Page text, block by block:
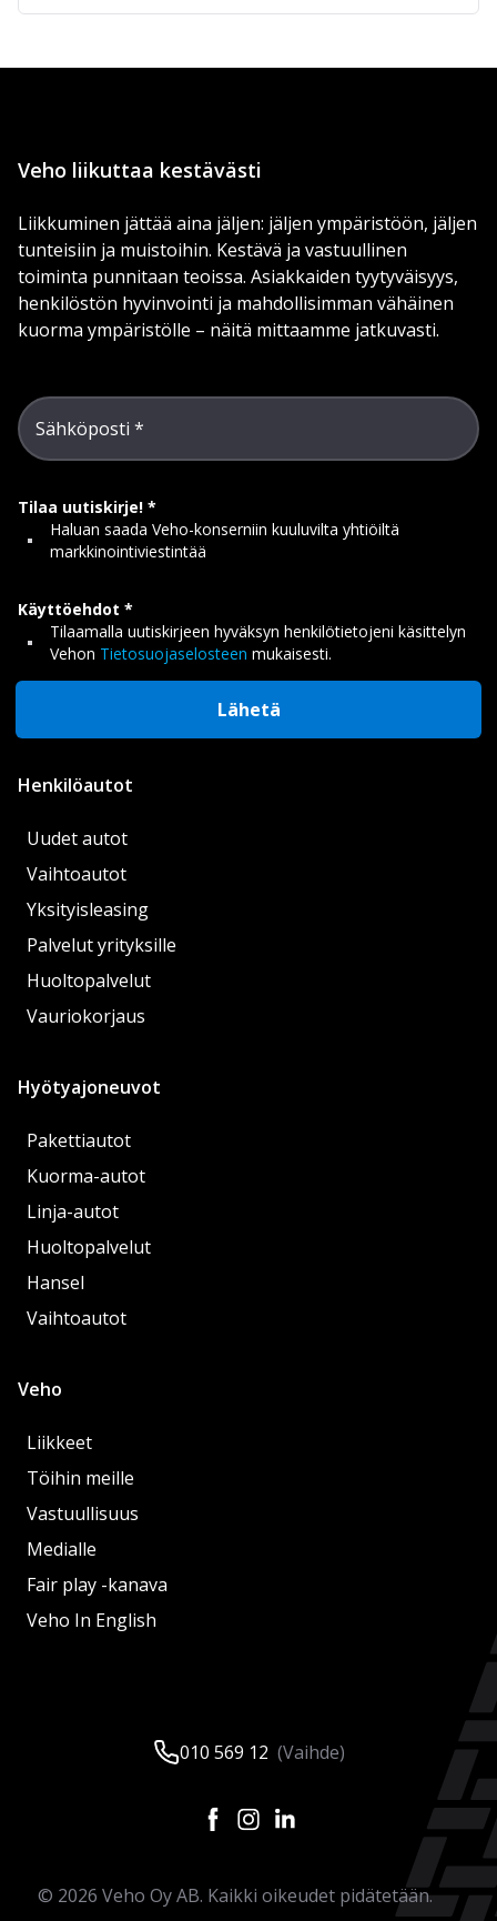
Veho liikuttaa kestävästi
Liikkuminen jättää aina jäljen: jäljen ympäristöön, jäljen
tunteisiin ja muistoihin. Kestävä ja vastuullinen
toiminta punnitaan teoissa. Asiakkaiden tyytyväisyys,
henkilöstön hyvinvointi ja mahdollisimman vähäinen
kuorma ympäristölle – näitä mittaamme jatkuvasti.
Sähköposti
Tilaa uutiskirje!
Haluan saada Veho-konserniin kuuluvilta yhtiöiltä
markkinointiviestintää
Käyttöehdot
Tilaamalla uutiskirjeen hyväksyn henkilötietojeni käsittelyn
Vehon Tietosuojaselosteen mukaisesti.
Lähetä
Henkilöautot
Uudet autot
Vaihtoautot
Yksityisleasing
Palvelut yrityksille
Huoltopalvelut
Vauriokorjaus
Hyötyajoneuvot
Pakettiautot
Kuorma-autot
Linja-autot
Huoltopalvelut
Hansel
Vaihtoautot
Veho
Liikkeet
Töihin meille
Vastuullisuus
Medialle
Fair play -kanava
Veho In English
010 569 12 (Vaihde)
© 2026 Veho Oy AB. Kaikki oikeudet pidätetään.